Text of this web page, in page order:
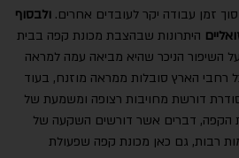
זמן עבודה יקר לעובדים אחרים. ולבסוף
היתרונות שבהצבת מכונת קפה בבית
השיפור הניכר שהיא מביאה עמה למראה
רחבי הארץ סובלות ממראה מוזנח, בעוד
דורשת מחויבות רצופה ומשמעת של
הקפה, דברים אשר דורשים השקעה של
רבות, גם כאן מכונת קפה שפעולת